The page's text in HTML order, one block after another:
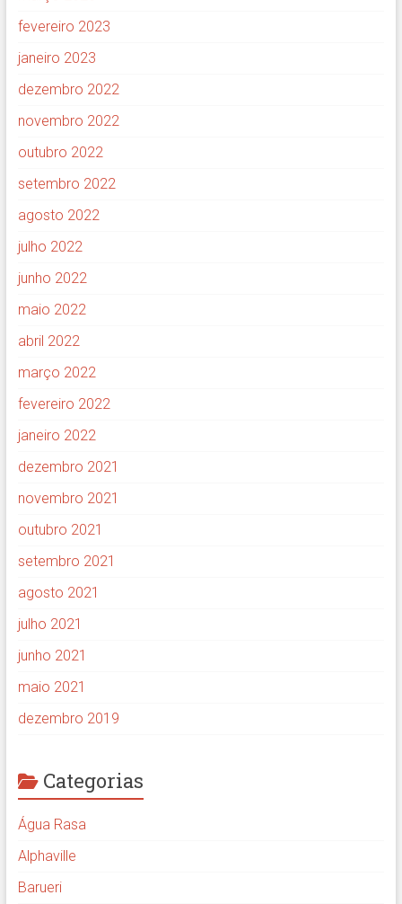
fevereiro 2023
janeiro 2023
dezembro 2022
novembro 2022
outubro 2022
setembro 2022
agosto 2022
julho 2022
junho 2022
maio 2022
abril 2022
março 2022
fevereiro 2022
janeiro 2022
dezembro 2021
novembro 2021
outubro 2021
setembro 2021
agosto 2021
julho 2021
junho 2021
maio 2021
dezembro 2019
Categorias
Água Rasa
Alphaville
Barueri